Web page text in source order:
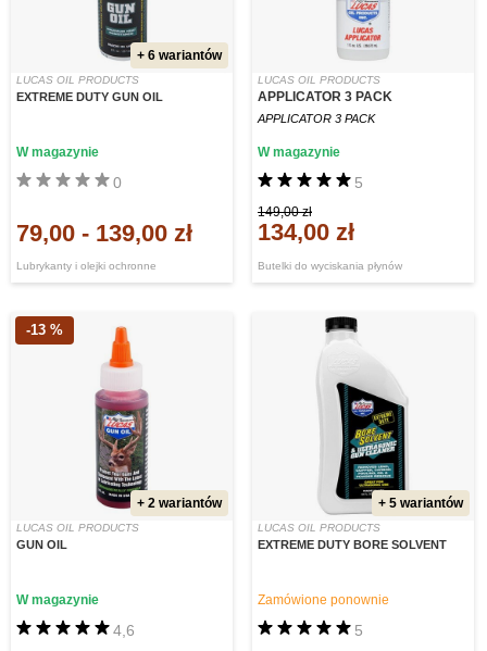
+ 6 wariantów
LUCAS OIL PRODUCTS
EXTREME DUTY GUN OIL
Lubrykanty i olejki ochronne
0
W magazynie
79,00 - 139,00 zł
LUCAS OIL PRODUCTS
APPLICATOR 3 PACK
APPLICATOR 3 PACK
Butelki do wyciskania płynów
5
W magazynie
149,00 zł
134,00 zł
-13 %
+ 2 wariantów
LUCAS OIL PRODUCTS
GUN OIL
4,6
W magazynie
+ 5 wariantów
LUCAS OIL PRODUCTS
EXTREME DUTY BORE SOLVENT
5
Zamówione ponownie